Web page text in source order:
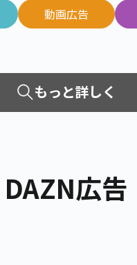
動画広告
もっと詳しく
YouTube広告
DAZN広告